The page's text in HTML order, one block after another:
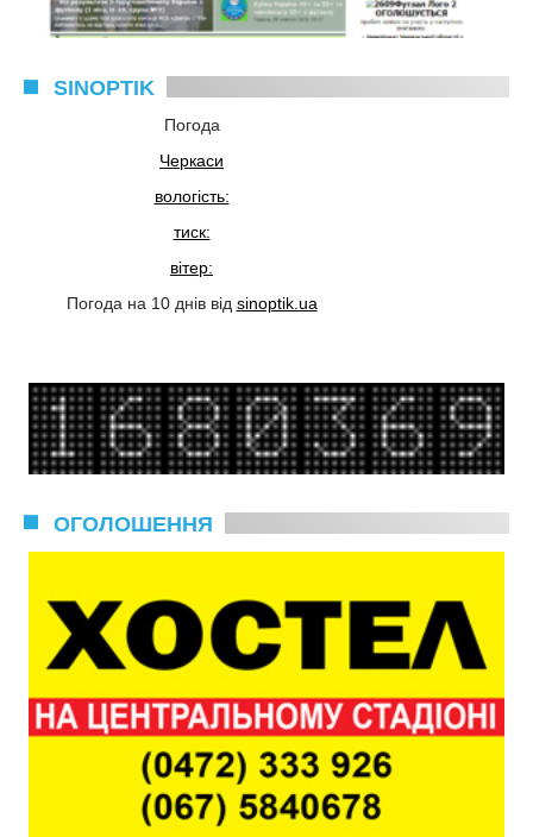
SINOPTIK
Погода
Черкаси
вологість:
тиск:
вітер:
Погода на 10 днів від sinoptik.ua
ОГОЛОШЕННЯ